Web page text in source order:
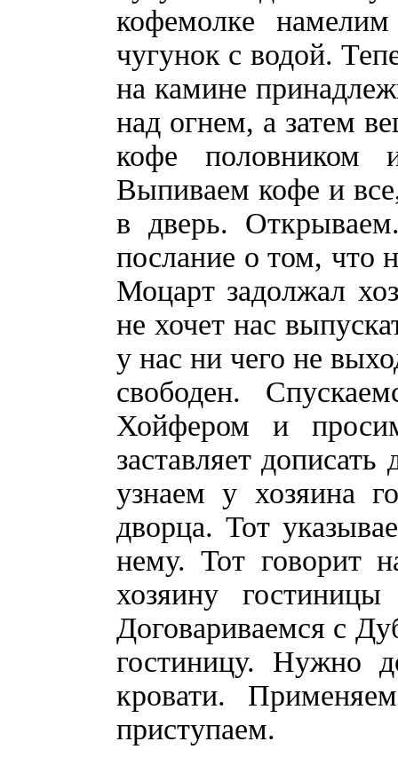
кофемолке
чугунок с водой.
на камине
над огнем, а затем
кофе
Выпиваем кофе и
в дверь.
послание о том, что
Моцарт задолжал
не хочет нас
у нас ни чего не
свободен.
Хойфером и
заставляет
узнаем у хозяина
дворца. Тот
нему. Тот говорит
хозяину
Договариваемся с
гостиницу. Нужно
кровати.
приступаем.